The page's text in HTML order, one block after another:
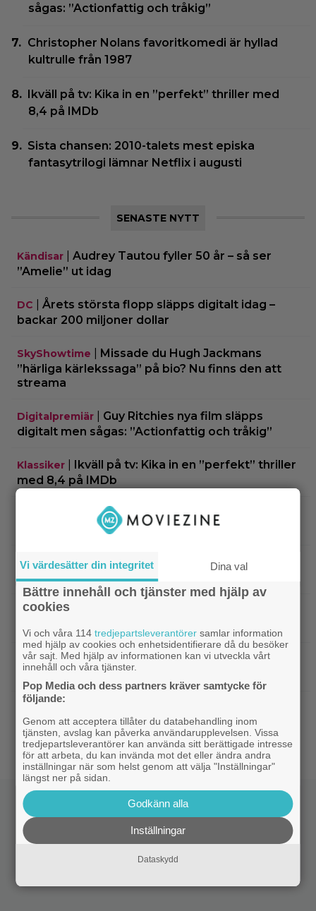
sågas: ”Actionfattig och tråkig”
Christopher Nolans favoritkomedi är hyllad
kultrulle från 1987
Ikväll på tv: Kika in en ”perfekt” thriller med
8,4 på IMDb
Sista chansen: 2010-talets mest episka
fantasytrilogi lämnar Netflix i augusti
SENASTE NYTT
Kändisar
Audrey Tautou fyller 50 år – så ser
”Amelie” ut idag
DC
Årets största flopp släpps digitalt idag –
backar 200 miljoner dollar
SkyShowtime
Missade du Hugh Jackmans
”härliga kärlekssaga” på bio? Nu finns den att
streama
Digitalpremiär
Guy Ritchies nya film släpps
digitalt men sågas: ”Actionfattig och tråkig”
Klassiker
Ikväll på tv: Kika in en ”perfekt” thriller
med 8,4 på IMDb
|2 säsonger av brittisk deckare
kommer till SVT Play – baserad på svensk bok
Kändisar|Actionsuccén från 1998 som Jackie
Chan vill glömma: ”Gillar den fortfarande inte”
Fantasy|Sista chansen: 2010-talets mest episka
fantasytrilogi lämnar Netflix i augusti
Christopher Nolan|Christopher Nolans
favoritkomedi är hyllad kultrulle från 1987
Exklusivt
favoritfilm är en klassiker från 1994:
”Fantastisk”
Vi värdesätter din integritet Dina val
Bättre innehåll och tjänster med hjälp av
cookies
Vi och våra 114tredjepartsleverantörer samlar information
med hjälp av cookies och enhetsidentifierare då du besöker
vår sajt. Med hjälp av informationen kan vi utveckla vårt
innehåll och våra tjänster.
Pop Media och dess partners kräver samtycke för
följande:
Genom att acceptera tillåter du databehandling inom
tjänsten, avslag kan påverka användarupplevelsen. Vissa
tredjepartsleverantörer kan använda sitt berättigade intresse
för att arbeta, du kan invända mot det eller ändra andra
inställningar när som helst genom att välja "Inställningar"
längst ner på sidan.
Godkänn alla
Inställningar
Dataskydd